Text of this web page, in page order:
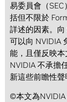
易委員會（
括但不限於
詳述的因素。向
可以向 NVIDIA
能，且僅反映本
NVIDIA 不承擔
新這些前瞻性聲
©本文為NVIDIA